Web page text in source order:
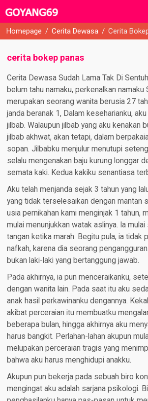
Homepage / Cerita Dewasa / Cerita
cerita bokep panas
Cerita Dewasa Sudah Lama Tak Di
belum tahu namaku, perkenalkan namaku
merupakan seorang wanita berusia 27
janda beranak 1, Dalam keseharianku,
jilbab. Walaupun jilbab yang aku kenakan
jilbab akhwat, akan tetapi, dalam
sopan. Jilbabku menjulur menutupi
selalu mengenakan baju kurung longgar
semata kaki. Kedua kakiku senantiasa
Aku telah menjanda sejak 3 tahun yang
yang tidak terselesaikan dengan mantan
usia pernikahan kami menginjak 1 tahun,
mulai menunjukkan watak aslinya. Ia
tangan ketika marah. Begitu pula, ia tidak
nafkah, karena dia seorang
bukan laki-laki yang bertanggung jawab.
Pada akhirnya, ia pun menceraikanku,
dengan wanita lain. Pada saat itu aku
anak hasil perkawinanku dengannya.
akibat perceraian itu membuatku
beberapa bulan, hingga akhirnya aku
harus bangkit. Perlahan-lahan akupun
melupakan perceraian tragis yang
bahwa aku harus menghidupi anakku.
Akupun pun bekerja pada sebuah biro
mengingat aku adalah sarjana psikologi.